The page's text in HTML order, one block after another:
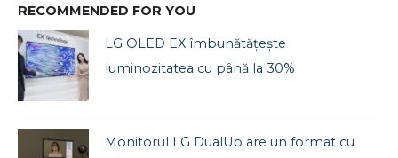
RECOMMENDED FOR YOU
LG OLED EX îmbunătățește
luminozitatea cu până la 30%
Monitorul LG DualUp are un format cu